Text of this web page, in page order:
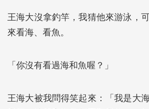
王海大沒拿釣竿，我猜他來游泳，
來看海、看魚。
「你沒有看過海和魚喔？」
王海大被我問得笑起來：「我是大